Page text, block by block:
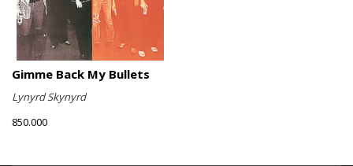
Gimme Back My Bullets
Lynyrd Skynyrd
850.000